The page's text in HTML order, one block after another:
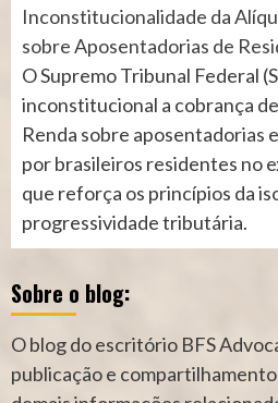
Inconstitucionalidade da
sobre Aposentadorias de
O Supremo Tribunal Federal
inconstitucional a cobrança
Renda sobre aposentadorias
por brasileiros residentes no
que reforça os princípios da
progressividade tributária.
Sobre o blog:
O blog do escritório BFS
publicação e